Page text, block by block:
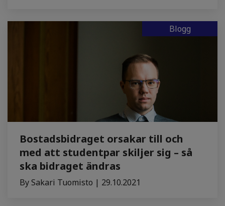
Blogg
Bostadsbidraget orsakar till och
med att studentpar skiljer sig – så
ska bidraget ändras
By Sakari Tuomisto | 29.10.2021